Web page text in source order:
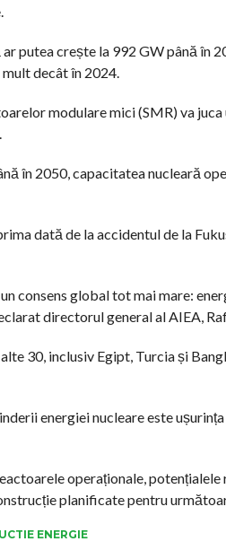
putea crește la 992 GW până în
mult decât în 2024.
modulare mici (SMR) va
în 2050, capacitatea nucleară
dată de la accidentul de la
consens global tot mai mare:
directorul general al AIEA,
30, inclusiv Egipt, Turcia și
energiei nucleare este
operaționale,
planificate pentru
ENERGIE